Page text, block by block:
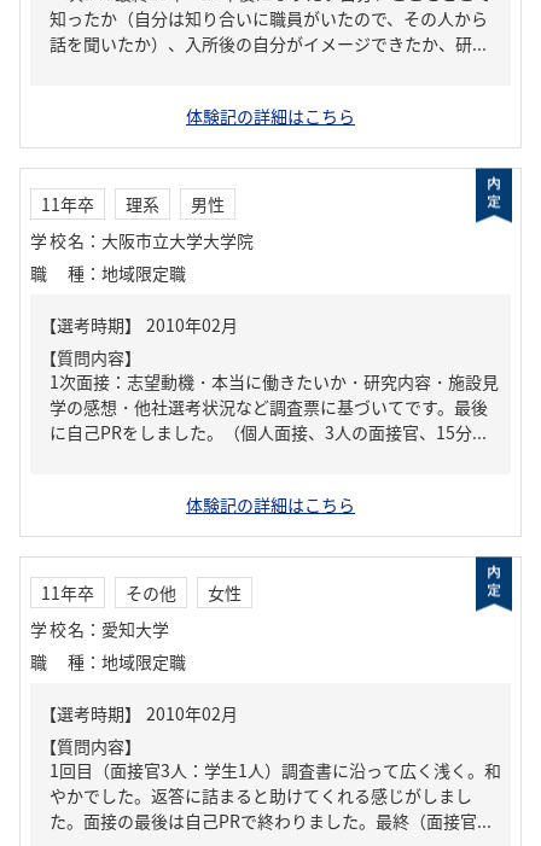
知ったか（自分は知り合いに職員がいたので、その人から
話を聞いたか）、入所後の自分がイメージできたか、研...
体験記の詳細はこちら
11年卒 理系
男性
学校名 ： 大阪市立大学大学院
職種 ： 地域限定職
【質問内容】
1次面接：志望動機・本当に働きたいか・研究内容・施設見
学の感想・他社選考状況など調査票に基づいてです。最後
に自己PRをしました。（個人面接、3人の面接官、15分...
体験記の詳細はこちら
11年卒 その他
女性
学校名 ： 愛知大学
職種 ： 地域限定職
【質問内容】
1回目（面接官3人：学生1人）調査書に沿って広く浅く。和
やかでした。返答に詰まると助けてくれる感じがしまし
た。面接の最後は自己PRで終わりました。最終（面接官...